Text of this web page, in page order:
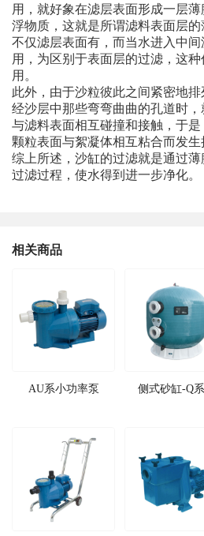
用，就好象在滤层表面形成一层
浮物质，这就是所谓滤料表面层
不仅滤层表面有，而当水进入中
用，为区别于表面层的过滤，这
用。
此外，由于沙粒彼此之间紧密地
经沙层中那些弯弯曲曲的孔道时
与滤料表面相互碰撞和接触，于
颗粒表面与絮凝体相互粘合而发生
综上所述，沙缸的过滤就是通过
过滤过程，使水得到进一步净化。
相关商品
AU系小功率泵 侧式砂缸-Q